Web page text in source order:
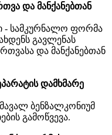
და მანქანებთან
- სამკურნალო ფორმა
გავლენას
და მანქანებთან
დამხმარე
ბენზალკონიუმ
გამოწვევა.